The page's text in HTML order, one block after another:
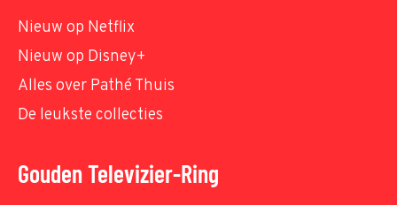
Nieuw op Netflix
Nieuw op Disney+
Alles over Pathé Thuis
De leukste collecties
Gouden Televizier-Ring